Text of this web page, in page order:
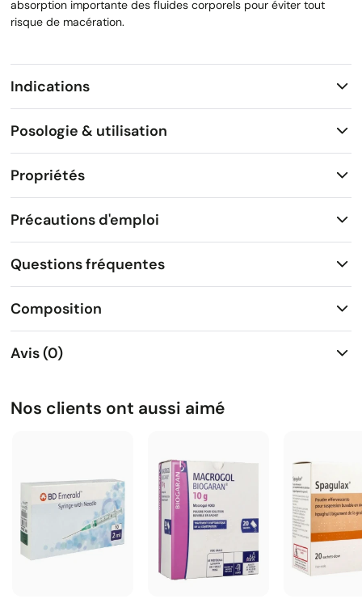
absorption importante des fluides corporels pour éviter tout
risque de macération.
Indications
Posologie & utilisation
Propriétés
Précautions d'emploi
Questions fréquentes
Composition
Avis (0)
Nos clients ont aussi aimé